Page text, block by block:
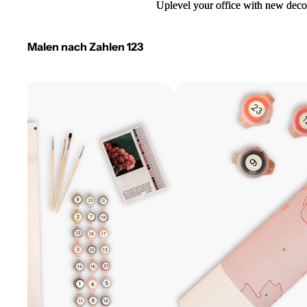
Uplevel your office with new
Uplevel your office with new
Malen nach Zahlen 123